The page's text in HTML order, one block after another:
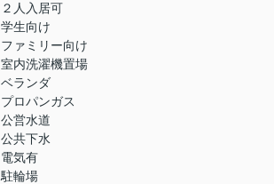
２人入居可
学生向け
ファミリー向け
室内洗濯機置場
ベランダ
プロパンガス
公営水道
公共下水
電気有
駐輪場